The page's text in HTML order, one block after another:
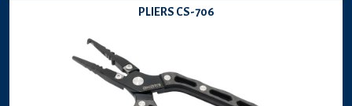
PLIERS CS-706